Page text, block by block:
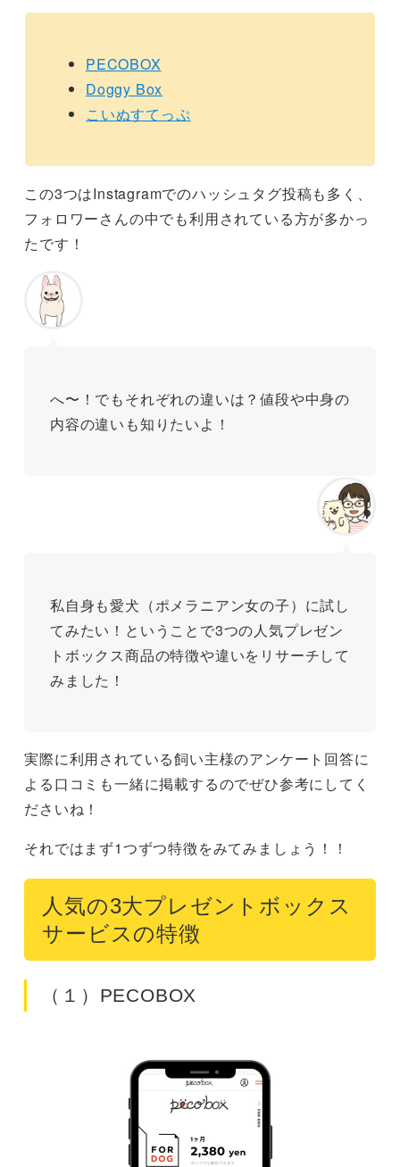
PECOBOX
Doggy Box
こいぬすてっぷ
この3つはInstagramでのハッシュタグ投稿も多く、
フォロワーさんの中でも利用されている方が多かっ
たです！
へ〜！でもそれぞれの違いは？値段や中身の
内容の違いも知りたいよ！
私自身も愛犬（ポメラニアン女の子）に試し
てみたい！ということで3つの人気プレゼン
トボックス商品の特徴や違いをリサーチして
みました！
実際に利用されている飼い主様のアンケート回答に
よる口コミも一緒に掲載するのでぜひ参考にしてく
ださいね！
それではまず1つずつ特徴をみてみましょう！！
人気の3大プレゼントボックス
サービスの特徴
（１）PECOBOX